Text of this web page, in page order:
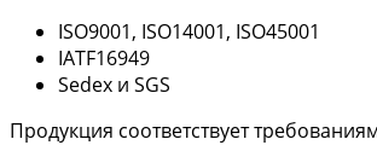
ISO9001, ISO14001, ISO45001
IATF16949
Sedex и SGS
Продукция соответствует